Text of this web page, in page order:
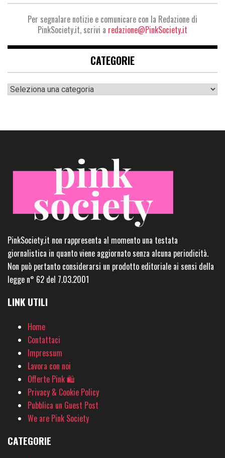
Per segnalare notizie e comunicare con la Redazione di
PinkSociety.it, scrivi a redazione@PinkSociety.it
CATEGORIE
Categorie
PinkSociety.it non rappresenta al momento una testata
giornalistica in quanto viene aggiornato senza alcuna periodicità.
Non può pertanto considerarsi un prodotto editoriale ai sensi della
legge n° 62 del 7.03.2001
LINK UTILI
Home
Contattaci
Impressum
Lavora con noi
Offerte Pink 🛍
Privacy & Cookie Policy
Pubblica un Guest Post
We are Pink Society
CATEGORIE